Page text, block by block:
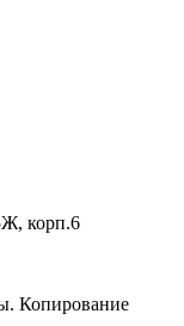
корп.6
Копирование